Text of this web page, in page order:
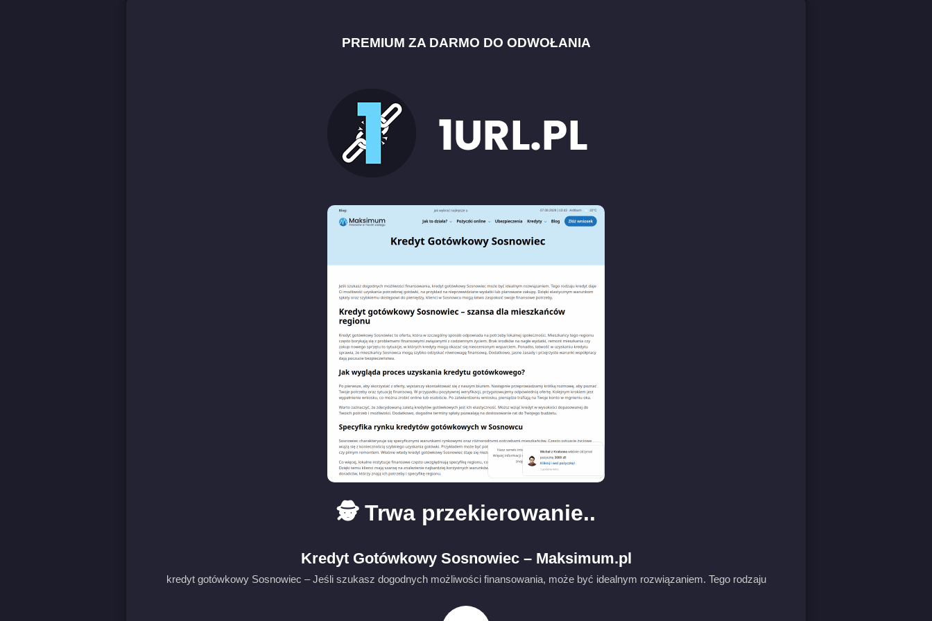
PREMIUM ZA DARMO DO ODWOŁANIA
🕵️ Trwa przekierowanie..
Kredyt Gotówkowy Sosnowiec – Maksimum.pl
kredyt gotówkowy Sosnowiec – Jeśli szukasz dogodnych możliwości finansowania, może być idealnym rozwiązaniem. Tego rodzaju